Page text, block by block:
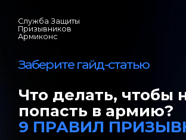
Служба Защиты
Призывников
Армиконс
Что делать, чтобы не
попасть в армию?
9 ПРАВИЛ ПРИЗЫВНИКА